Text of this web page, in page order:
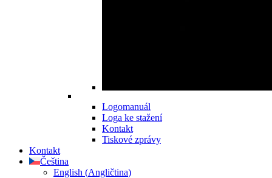
Logomanuál
Loga ke stažení
Kontakt
Tiskové zprávy
Kontakt
Čeština
English (Angličtina)